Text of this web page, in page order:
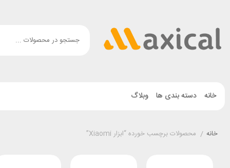
خانه دسته بندی ها وبلاگ
خانه / محصولات برچسب خورده “ابزار Xiaomi”